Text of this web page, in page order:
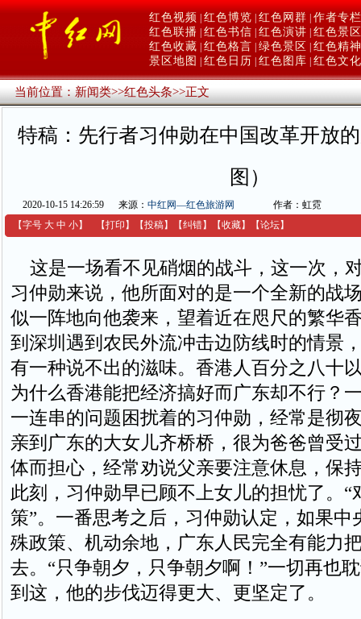
红色视频 红色博览 红色网群 作者专栏
红色联播 红色书信 红色演讲 红色景区
红色收藏 红色格言 绿色景区
红色精神
景区地图
红色日历 红色图库 红色文化
当前位置：新闻类>>红色头条>>正文
特稿：先行者习仲勋在中国改革开放
图）
2020-10-15 14:26:59 来源： 中红网—红色旅游网
作者：虹霓
【字号 大 中 小】 【打印 】 【投稿】 【纠错】 【收藏】 【论坛】
这是一场看不见硝烟的战斗，这一次，
习仲勋来说，他所面对的是一个全新的战
似一阵地向他袭来，望着近在咫尺的繁华
到深圳遇到农民外流冲击边防线时的情景
有一种说不出的滋味。香港人百分之八十
为什么香港能把经济搞好而广东却不行？
一连串的问题困扰着的习仲勋，经常是彻
亲到广东的大女儿齐桥桥，很为爸爸曾受
体而担心，经常劝说父亲要注意休息，保
此刻，习仲勋早已顾不上女儿的担忧了。“
策”。一番思考之后，习仲勋认定，如果中
殊政策、机动余地，广东人民完全有能力
去。“只争朝夕，只争朝夕啊！”一切再也
到这，他的步伐迈得更大、更坚定了。